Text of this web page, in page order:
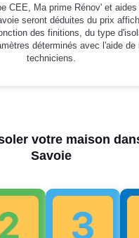
CEE, Ma prime Rénov' et aides
seront déduites du prix
des finitions, du type
déterminés avec l'aide de
techniciens.
votre maison
Savoie